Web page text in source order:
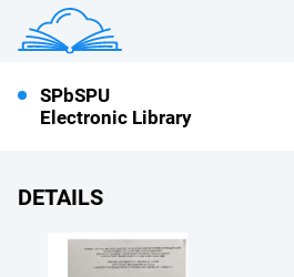
SPbSPU
Electronic Library
DETAILS